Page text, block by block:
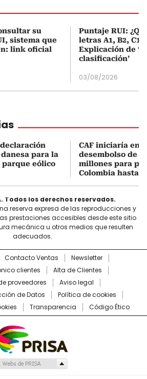
su
sistema que
link oficial
Puntaje RUI:
letras A1, B2, C1
Explicación de
clasificación’
03/08/2026
para la
eólico
CAF iniciaría en
desembolso de
millones para
Colombia hasta
Todos los derechos reservados.
reserva expresa de las reproducciones y
prestaciones accesibles desde este sitio
mecánica u otros medios que resulten
adecuados.
Contacto Ventas
Newsletter
clientes
Alta de Clientes
proveedores
Aviso legal
de Datos
Política de cookies
Transparencia Código Ético